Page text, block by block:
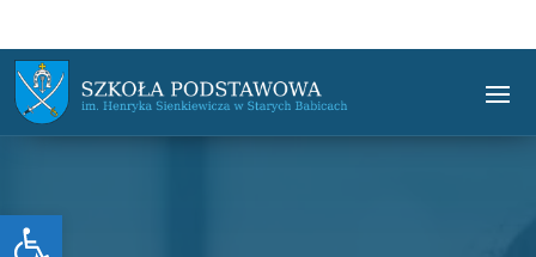
Otwórz pasek narzędzi